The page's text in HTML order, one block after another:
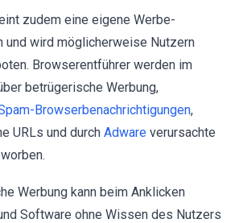
zudem eine eigene Werbe-
und wird möglicherweise Nutzern
Browserentführer werden im
betrügerische Werbung,
Browserbenachrichtigungen,
URLs und durch Adware verursachte
Werbung kann beim Anklicken
Software ohne Wissen des Nutzers